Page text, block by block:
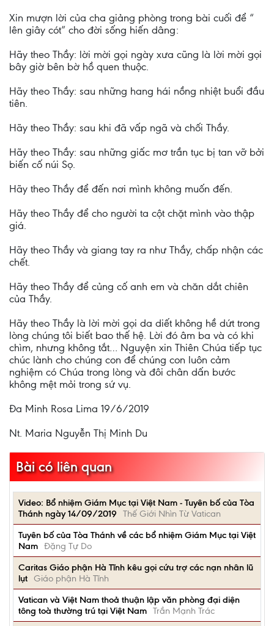
Xin mượn lời của cha giảng phòng trong bài cuối để “
lên giây cót” cho đời sống hiến dâng:
Hãy theo Thầy: lời mời gọi ngày xưa cũng là lời mời gọi
bây giờ bên bờ hồ quen thuộc.
Hãy theo Thầy: sau những hang hái nồng nhiệt buổi đầu
tiên.
Hãy theo Thầy: sau khi đã vấp ngã và chối Thầy.
Hãy theo Thầy: sau những giấc mơ trần tục bị tan vỡ bởi
biến cố núi Sọ.
Hãy theo Thầy để đến nơi mình không muốn đến.
Hãy theo Thầy để cho người ta cột chặt mình vào thập
giá.
Hãy theo Thầy và giang tay ra như Thầy, chấp nhận các
chết.
Hãy theo Thầy để củng cố anh em và chăn dắt chiên
của Thầy.
Hãy theo Thầy là lời mời gọi da diết không hề dứt trong
lòng chúng tôi biết bao thế hệ. Lời đó âm ba và có khi
chìm, nhưng không tắt… Nguyện xin Thiên Chúa tiếp tục
chúc lành cho chúng con để chúng con luôn cảm
nghiệm có Chúa trong lòng và đôi chân dấn bước
không mệt mỏi trong sứ vụ.
Đa Minh Rosa Lima 19/6/2019
Nt. Maria Nguyễn Thị Minh Du
Bài có liên quan
Video: Bổ nhiệm Giám Mục tại Việt Nam - Tuyên bố của Tòa
Thánh ngày 14/09/2019
Thế Giới Nhìn Từ Vatican
Tuyên bố của Tòa Thánh về các bổ nhiệm Giám Mục tại Việt
Nam Đặng Tự Do
Caritas Giáo phận Hà Tĩnh kêu gọi cứu trợ các nạn nhân lũ
lụt Giáo phận Hà Tĩnh
Vatican và Việt Nam thoả thuận lập văn phòng đại diện
tông toà thường trú tại Việt Nam Trần Mạnh Trác